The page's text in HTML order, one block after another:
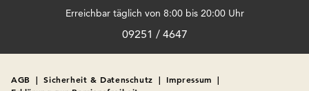
Erreichbar täglich von 8:00 bis 20:00 Uhr
09251 / 4647
AGB | Sicherheit & Datenschutz | Impressum |